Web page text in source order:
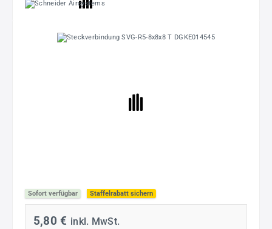
Bildergalerie überspringen
Sofort verfügbar Staffelrabatt sichern
5,80 € inkl. MwSt.